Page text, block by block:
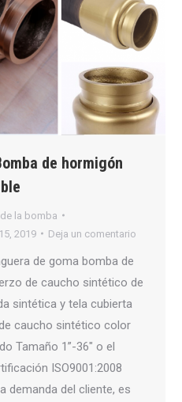
de hormigón
la bomba
2019 Deja un comentario
de goma bomba de
de caucho sintético de
sintética y tela cubierta
caucho sintético color
Tamaño 1”-36″ o el
ISO9001:2008
demanda del cliente, es